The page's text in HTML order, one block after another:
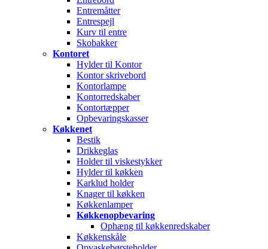
Entremåtter
Entrespejl
Kurv til entre
Skobakker
Kontoret
Hylder til Kontor
Kontor skrivebord
Kontorlampe
Kontorredskaber
Kontortæpper
Opbevaringskasser
Køkkenet
Bestik
Drikkeglas
Holder til viskestykker
Hylder til køkken
Karklud holder
Knager til køkken
Køkkenlamper
Køkkenopbevaring
Ophæng til køkkenredskaber
Køkkenskåle